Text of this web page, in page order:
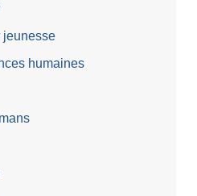
jeunesse
humaines